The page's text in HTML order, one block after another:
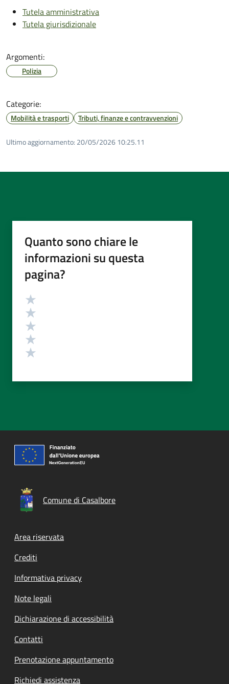
Tutela amministrativa
Tutela giurisdizionale
Argomenti:
Polizia
Categorie:
Mobilità e trasporti Tributi, finanze e contravvenzioni
Ultimo aggiornamento: 20/05/2026 10:25.11
Quanto sono chiare le
informazioni su questa
pagina?
Valutazione
Comune di Casalbore
Footer menu
Area riservata
Crediti
Informativa privacy
Note legali
Dichiarazione di accessibilità
Contatti
Prenotazione appuntamento
Richiedi assistenza